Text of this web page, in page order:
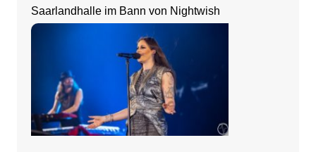
Saarlandhalle im Bann von Nightwish